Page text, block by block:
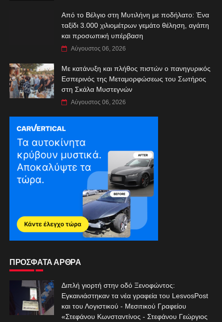
Από το Βέλγιο στη Μυτιλήνη με ποδήλατο: Ένα
ταξίδι 3.000 χιλιομέτρων γεμάτο θέληση, αγάπη
και προσωπική υπέρβαση
Αύγουστος 06, 2026
Με κατάνυξη και πλήθος πιστών ο πανηγυρικός
Εσπερινός της Μεταμορφώσεως του Σωτήρος
στη Σκάλα Μυστεγνών
Αύγουστος 06, 2026
ΠΡΟΣΦΑΤΑ ΑΡΘΡΑ
Διπλή γιορτή στην οδό Ξενοφώντος:
Εγκαινιάστηκαν τα νέα γραφεία του LesvosPost
και του Λογιστικού - Μεσιτικού Γραφείου
«Στεφάνου Κωνσταντίνος - Στεφάνου Γεώργιος